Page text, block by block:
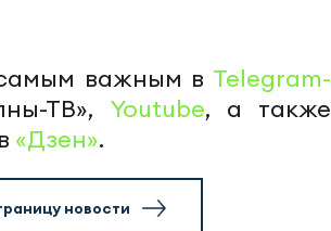
важным в Telegram-
ТВ», Youtube, а также
«Дзен».
новости